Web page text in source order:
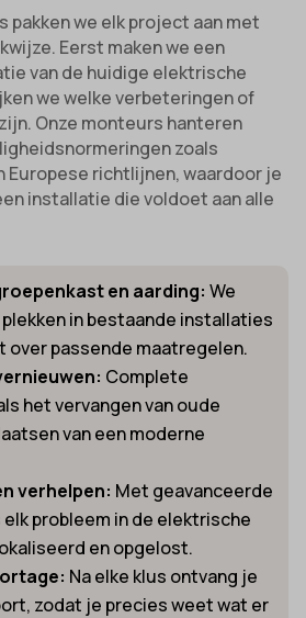
pakken we elk project aan met
Eerst maken we een
van de huidige elektrische
we welke verbeteringen of
Onze monteurs hanteren
zoals
Europese richtlijnen, waardoor je
installatie die voldoet aan alle
en aarding: We
in bestaande installaties
over passende maatregelen.
Complete
het vervangen van oude
van een moderne
verhelpen: Met geavanceerde
probleem in de elektrische
en opgelost.
Na elke klus ontvang je
zodat je precies weet wat er